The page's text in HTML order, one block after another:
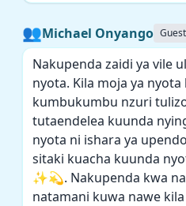
👥Michael Onyango Guest
Nakupenda zaidi ya vile
nyota. Kila moja ya
kumbukumbu nzuri
tutaendelea kuunda
nyota ni ishara ya
sitaki kuacha kuunda
✨💫. Nakupenda kwa
natamani kuwa nawe